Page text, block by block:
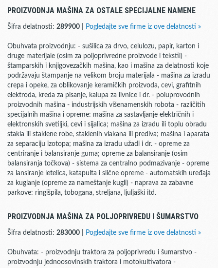
PROIZVODNJA MAŠINA ZA OSTALE SPECIJALNE NAMENE
Šifra delatnosti: 289900 Pogledajte sve firme iz ove delatnosti »
Obuhvata proizvodnju: - sušilica za drvo, celulozu, papir, karton i
druge materijale (osim za poljoprivredne proizvode i tekstil) -
štamparskih i knjigovezačkih mašina, kao i mašina za delatnosti koje
podržavaju štampanje na velikom broju materijala - mašina za izradu
crepa i opeke, za oblikovanje keramičkih proizvoda, cevi, grafitnih
elektroda, kreda za pisanje, kalupa za livnice i dr. - poluprovodnih
proizvodnih mašina - industrijskih višenamenskih robota - različitih
specijalnih mašina i opreme: mašina za sastavljanje električnih i
elektronskih svetiljki, cevi i sijalica; mašina za izradu ili toplu obradu
stakla ili staklene robe, staklenih vlakana ili prediva; mašina i aparata
za separaciju izotopa; mašina za izradu užadi i dr. - opreme za
centriranje i balansiranje guma; opreme za balansiranje (osim
balansiranja točkova) - sistema za centralno podmazivanje - opreme
za lansiranje letelica, katapulta i slične opreme - automatskih uređaja
za kuglanje (opreme za nameštanje kugli) - naprava za zabavne
parkove: ringišpila, tobogana, streljana, ljuljaški itd.
PROIZVODNJA MAŠINA ZA POLJOPRIVREDU I ŠUMARSTVO
Šifra delatnosti: 283000 Pogledajte sve firme iz ove delatnosti »
Obuhvata: - proizvodnju traktora za poljoprivredu i šumarstvo -
proizvodnju jednoosovinskih traktora i motokultivatora -